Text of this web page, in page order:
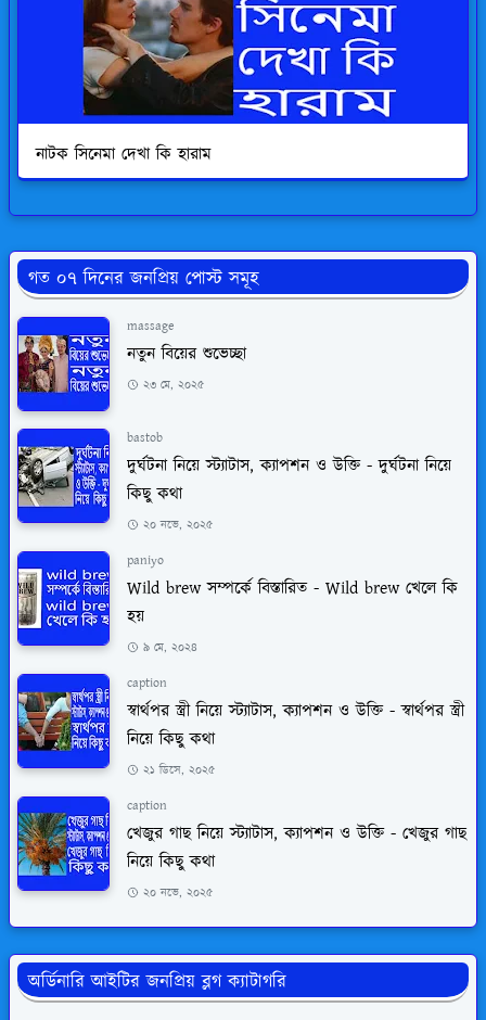
নাটক সিনেমা দেখা কি হারাম
গত ০৭ দিনের জনপ্রিয় পোস্ট সমূহ
massage
নতুন বিয়ের শুভেচ্ছা
২৩ মে, ২০২৫
bastob
দুর্ঘটনা নিয়ে স্ট্যাটাস, ক্যাপশন ও উক্তি - দুর্ঘটনা নিয়ে
কিছু কথা
২০ নভে, ২০২৫
paniyo
Wild brew সম্পর্কে বিস্তারিত - Wild brew খেলে কি
হয়
৯ মে, ২০২৪
caption
স্বার্থপর স্ত্রী নিয়ে স্ট্যাটাস, ক্যাপশন ও উক্তি - স্বার্থপর স্ত্রী
নিয়ে কিছু কথা
২১ ডিসে, ২০২৫
caption
খেজুর গাছ নিয়ে স্ট্যাটাস, ক্যাপশন ও উক্তি - খেজুর গাছ
নিয়ে কিছু কথা
২০ নভে, ২০২৫
অর্ডিনারি আইটির জনপ্রিয় ব্লগ ক্যাটাগরি